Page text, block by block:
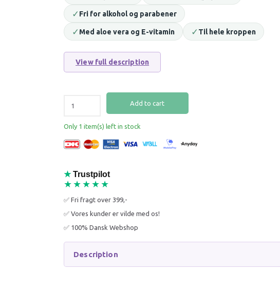
✓Fri for alkohol og parabener
✓Med aloe vera og E-vitamin ✓Til hele kroppen
View full description
Add to cart
Only 1 item(s) left in stock
★ Trustpilot
★★★★★
✅ Fri fragt over 399,-
✅ Vores kunder er vilde med os!
✅ 100% Dansk Webshop
Description
Add to cart